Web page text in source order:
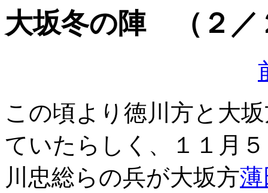
大坂冬の陣 （２／
この頃より徳川方と大
ていたらしく、１１月
川忠総らの兵が大坂方